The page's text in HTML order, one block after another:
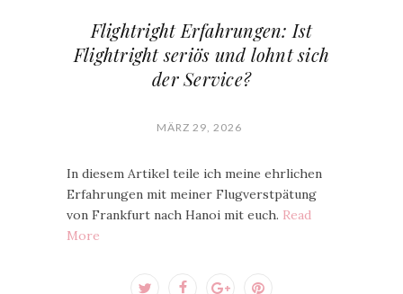
Flightright Erfahrungen: Ist
Flightright seriös und lohnt sich
der Service?
MÄRZ 29, 2026
In diesem Artikel teile ich meine ehrlichen
Erfahrungen mit meiner Flugverstpätung
von Frankfurt nach Hanoi mit euch. Read
More